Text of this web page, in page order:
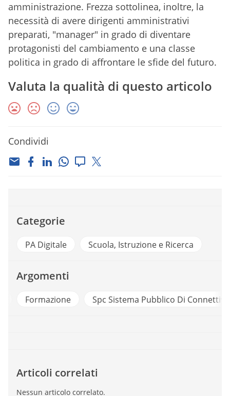
amministrazione. Frezza sottolinea, inoltre, la
necessità di avere dirigenti amministrativi
preparati, "manager" in grado di diventare
protagonisti del cambiamento e una classe
politica in grado di affrontare le sfide del futuro.
Valuta la qualità di questo articolo
Condividi
Categorie
PA Digitale Scuola, Istruzione e Ricerca
Argomenti
Formazione Spc Sistema Pubblico Di
Articoli correlati
Nessun articolo correlato.